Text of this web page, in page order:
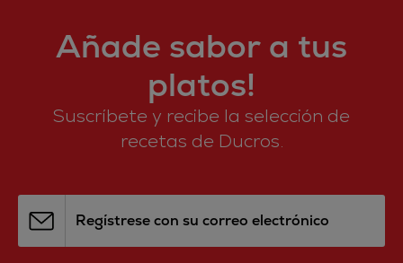
Añade sabor a tus
platos!
Suscríbete y recibe la selección de
recetas de Ducros.
Regístrese con su correo electrónico